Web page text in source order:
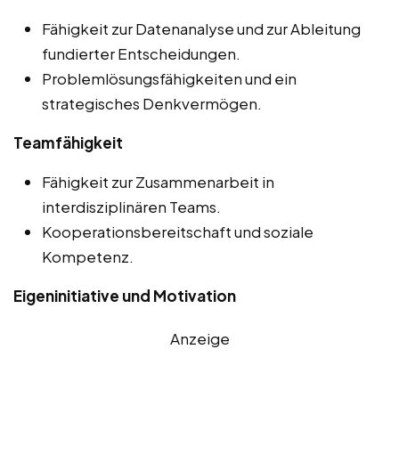
Fähigkeit zur Datenanalyse und zur Ableitung
fundierter Entscheidungen.
Problemlösungsfähigkeiten und ein
strategisches Denkvermögen.
Teamfähigkeit
Fähigkeit zur Zusammenarbeit in
interdisziplinären Teams.
Kooperationsbereitschaft und soziale
Kompetenz.
Eigeninitiative und Motivation
Anzeige